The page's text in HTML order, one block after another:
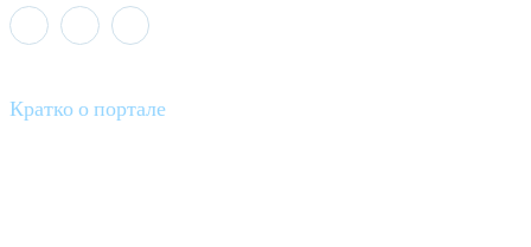
Кратко о портале